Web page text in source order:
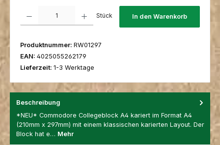
Stück In den Warenkorb
Produktnummer: RW01297
EAN: 4025055262179
Lieferzeit: 1-3 Werktage
Beschreibung
*NEU* Commodore Collegeblock A4 kariert im Format A4
(210mm x 297mm) mit einem klassischen karierten Layout. Der
Block hat e… Mehr